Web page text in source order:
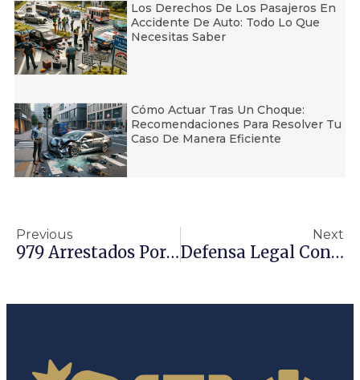
Los Derechos De Los Pasajeros En
Accidente De Auto: Todo Lo Que
Necesitas Saber
Cómo Actuar Tras Un Choque:
Recomendaciones Para Resolver Tu
Caso De Manera Eficiente
Previous
979 Arrestados Por La CHP Por DUI En El Fin De Semana Del Día De Los Caídos
Next
Defensa Legal Contra Robos